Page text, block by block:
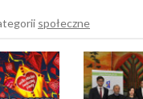
społeczne